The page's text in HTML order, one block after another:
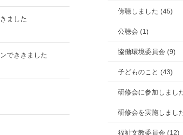
ました
でききました
傍聴しました (45)
公聴会 (1)
協働環境委員会 (9)
子どものこと (43)
研修会に参加しまし
研修会を実施しまし
福祉文教委員会 (12)